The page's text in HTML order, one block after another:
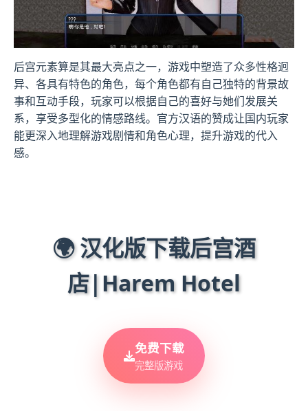
后宫元素算是其最大亮点之一，游戏中塑造了众多性格迥
异、各具有特色的角色，每个角色都有自己独特的背景故
事和互动手段，玩家可以根据自己的喜好与她们发展关
系，享受多型化的情感路线。官方汉语的赞成让国内玩家
能更深入地理解游戏剧情和角色心理，提升游戏的代入
感。
🌍 汉化版下载后宫酒
店|Harem Hotel
免费下载
完整版游戏